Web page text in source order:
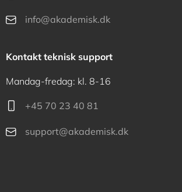
info@akademisk.dk
Kontakt teknisk support
Mandag-fredag: kl. 8-16
+45 70 23 40 81
support@akademisk.dk